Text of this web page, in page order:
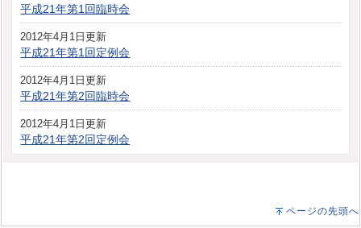
平成21年第1回臨時会
2012年4月1日更新
平成21年第1回定例会
2012年4月1日更新
平成21年第2回臨時会
2012年4月1日更新
平成21年第2回定例会
ページの先頭へ